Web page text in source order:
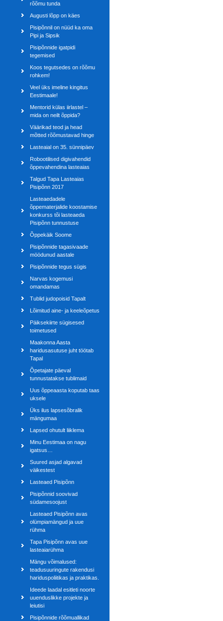
rõõmu tunda
Augusti lõpp on käes
Pisipõnnil on nüüd ka oma
Pipi ja Sipsik
Pisipõnnide igatpidi
tegemised
Koos tegutsedes on rõõmu
rohkem!
Veel üks imeline kingitus
Eestimaale!
Mentorid külas iirlastel –
mida on neilt õppida?
Väärikad teod ja head
mõtted rõõmustavad hinge
Lasteaial on 35. sünnipäev
Robootilised digivahendid
õppevahendina lasteaias
Talgud Tapa Lasteaias
Pisipõnn 2017
Lasteaedadele
õppematerjalide koostamise
konkurss tõi lasteaeda
Pisipõnn tunnustuse
Õppekäik Soome
Pisipõnnide tagasivaade
möödunud aastale
Pisipõnnide tegus sügis
Narvas kogemusi
omandamas
Tublid judopoisid Tapalt
Lõimitud aine- ja keeleõpetus
Päiksekiirte sügisesed
toimetused
Maakonna Aasta
haridusasutuse juht töötab
Tapal
Õpetajate päeval
tunnustatakse tublimaid
Uus õppeaasta koputab taas
uksele
Üks ilus lapsesõbralik
mängumaa
Lapsed ohutult liiklema
Minu Eestimaa on nagu
igatsus…
Suured asjad algavad
väikestest
Lasteaed Pisipõnn
Pisipõnnid soovivad
südamesoojust
Lasteaed Pisipõnn avas
olümpiamängud ja uue
rühma
Tapa Pisipõnn avas uue
lasteaiarühma
Mängu võimalused:
teadusuuringute rakendusi
hariduspoliitikas ja praktikas.
Ideede laadal esitleti noorte
uuenduslikke projekte ja
leiutisi
Pisipõnnide rõõmuallikad